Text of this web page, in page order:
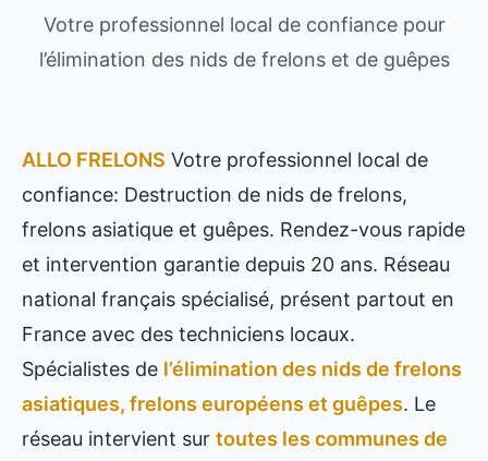
Votre professionnel local de confiance pour
l’élimination des nids de frelons et de guêpes
ALLO FRELONS Votre professionnel local de
confiance: Destruction de nids de frelons,
frelons asiatique et guêpes. Rendez-vous rapide
et intervention garantie depuis 20 ans. Réseau
national français spécialisé, présent partout en
France avec des techniciens locaux.
Spécialistes de l’élimination des nids de frelons
asiatiques, frelons européens et guêpes. Le
réseau intervient sur toutes les communes de